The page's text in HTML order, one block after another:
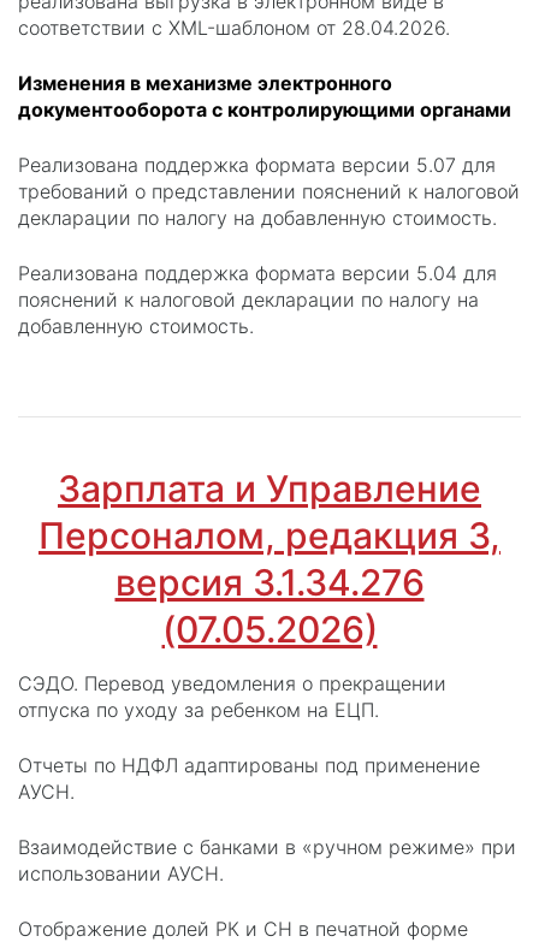
соответствии с XML-шаблоном от 28.04.2026.
Изменения в механизме электронного
документооборота с контролирующими органами
Реализована поддержка формата версии 5.07 для
требований о представлении пояснений к налоговой
декларации по налогу на добавленную стоимость.
Реализована поддержка формата версии 5.04 для
пояснений к налоговой декларации по налогу на
добавленную стоимость.
Зарплата и Управление
Персоналом, редакция 3,
версия 3.1.34.276
(07.05.2026)
СЭДО. Перевод уведомления о прекращении
отпуска по уходу за ребенком на ЕЦП.
Отчеты по НДФЛ адаптированы под применение
АУСН.
Взаимодействие с банками в «ручном режиме» при
использовании АУСН.
Отображение долей РК и СН в печатной форме